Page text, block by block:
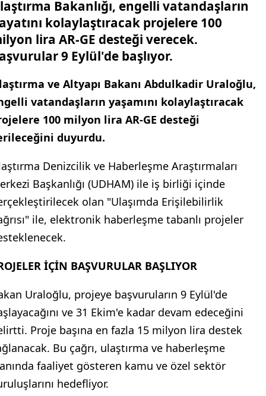
Bakanlığı, engelli vatandaşların
kolaylaştıracak projelere 100
lira AR-GE desteği verecek.
9 Eylül'de başlıyor.
ve Altyapı Bakanı Abdulkadir Uraloğlu,
vatandaşların yaşamını kolaylaştıracak
100 milyon lira AR-GE desteği
duyurdu.
Denizcilik ve Haberleşme Araştırmaları
Başkanlığı (UDHAM) ile iş birliği içinde
olan "Ulaşımda Erişilebilirlik
ile, elektronik haberleşme tabanlı projeler
İÇİN BAŞVURULAR BAŞLIYOR
Uraloğlu, projeye başvuruların 9 Eylül'de
ve 31 Ekim'e kadar devam edeceğini
Proje başına en fazla 15 milyon lira destek
Bu çağrı, ulaştırma ve haberleşme
faaliyet gösteren kamu ve özel sektör
hedefliyor.